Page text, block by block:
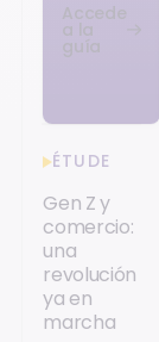
Accede
a la
guía
ÉTUDE
Gen Z y
comercio:
una
revolución
ya en
marcha